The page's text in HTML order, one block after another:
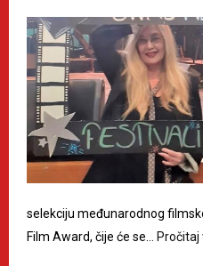
selekciju međunarodnog
Film Award, čije će se…
Pročitaj